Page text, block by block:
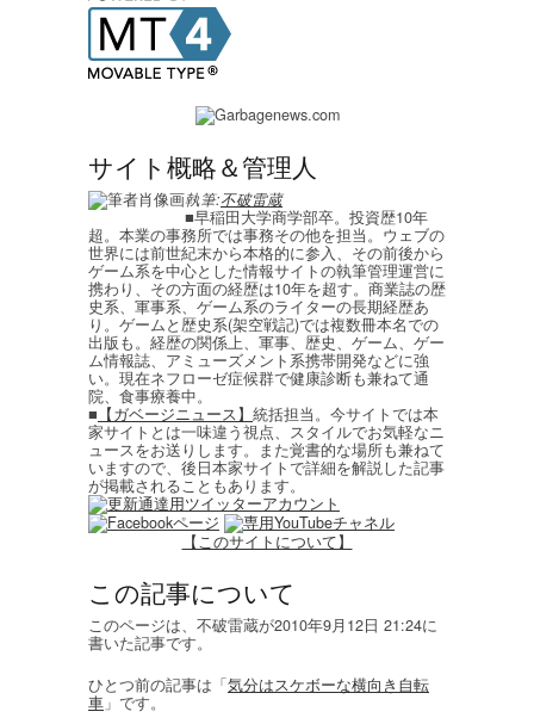
サイト概略＆管理人
執筆:不破雷蔵
■早稲田大学商学部卒。投資歴10年
超。本業の事務所では事務その他を担当。ウェブの
世界には前世紀末から本格的に参入、その前後から
ゲーム系を中心とした情報サイトの執筆管理運営に
携わり、その方面の経歴は10年を超す。商業誌の歴
史系、軍事系、ゲーム系のライターの長期経歴あ
り。ゲームと歴史系(架空戦記)では複数冊本名での
出版も。経歴の関係上、軍事、歴史、ゲーム、ゲー
ム情報誌、アミューズメント系携帯開発などに強
い。現在ネフローゼ症候群で健康診断も兼ねて通
院、食事療養中。
■ 【ガベージニュース】 統括担当。今サイトでは本
家サイトとは一味違う視点、スタイルでお気軽なニ
ュースをお送りします。また覚書的な場所も兼ねて
いますので、後日本家サイトで詳細を解説した記事
が掲載されることもあります。
【このサイトについて】
この記事について
このページは、不破雷蔵が2010年9月12日 21:24に
書いた記事です。
ひとつ前の記事は「気分はスケボーな横向き自転
車 」です。